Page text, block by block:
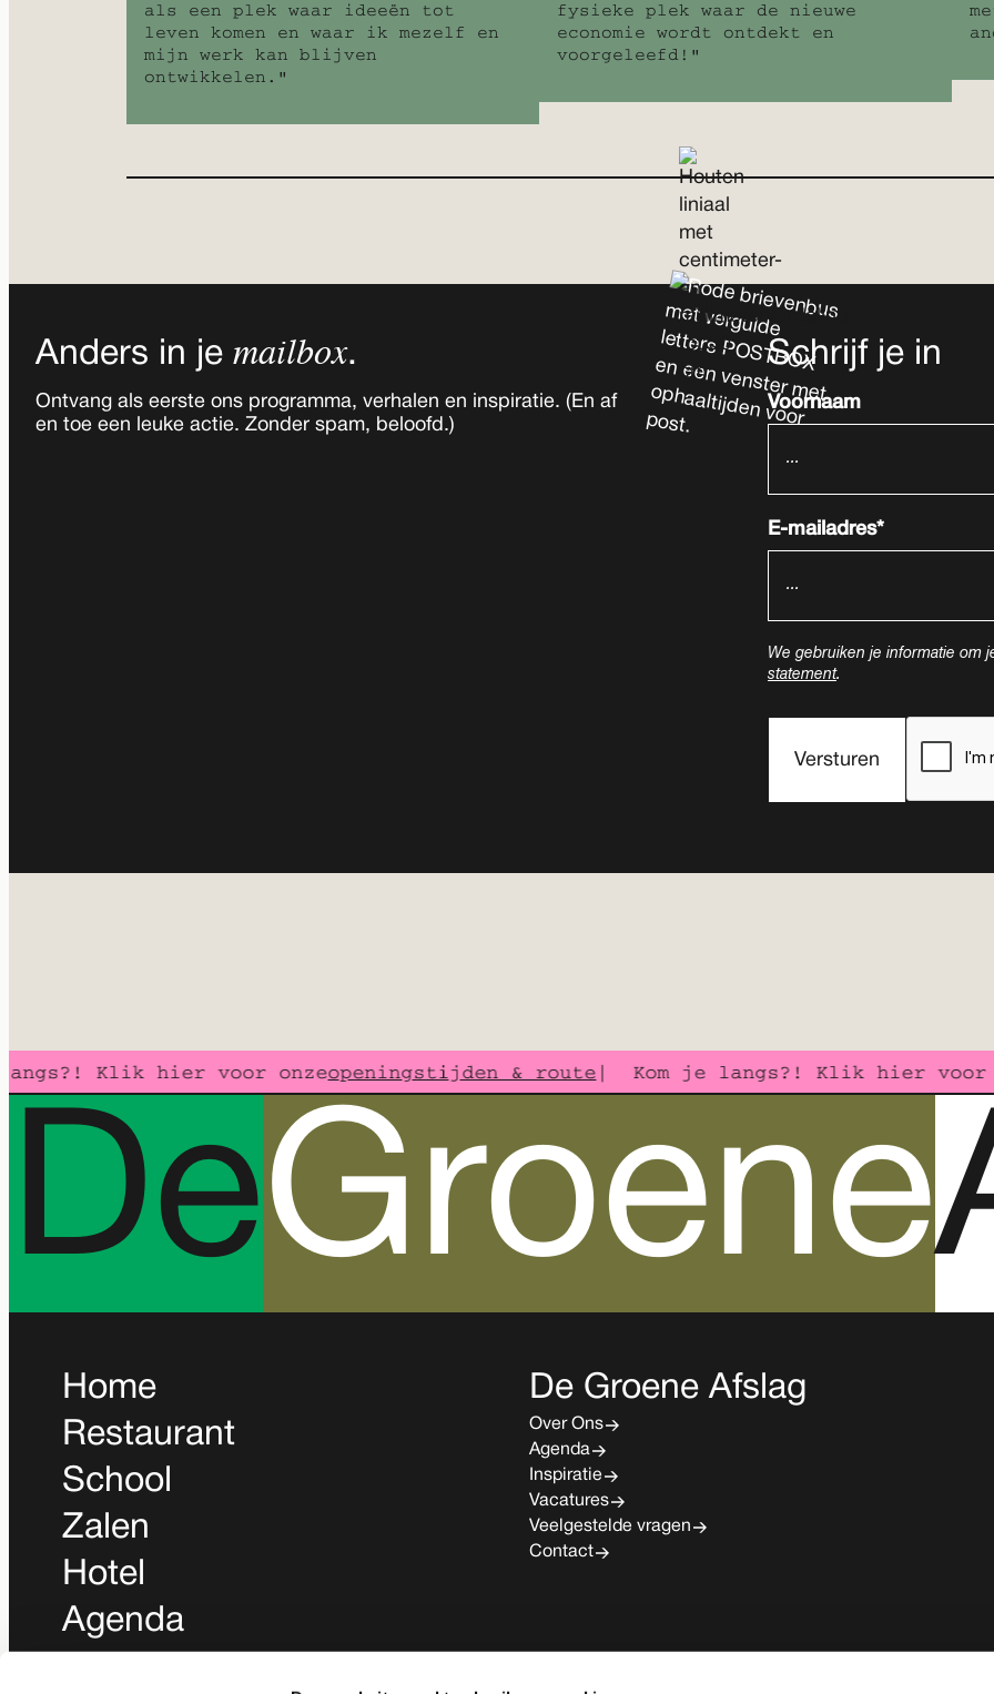
als een plek waar ideeën tot
leven komen en waar ik mezelf en
mijn werk kan blijven
ontwikkelen."
fysieke plek waar de nieuwe
economie wordt ontdekt en
voorgeleefd!"
Anders in jemailbox.
Ontvang als eerste ons programma, verhalen en inspiratie. (En af
en toe een leuke actie. Zonder spam, beloofd.)
Schrijf je in
Voornaam
E-mailadres*
We gebruiken je informatie om
statement.
Klik hier voor onzeopeningstijden & route| Kom je langs?! Klik hier voor
DeGroene
Home
Restaurant
School
Zalen
Hotel
Agenda
De Groene Afslag
Over Ons
Agenda
Inspiratie
Vacatures
Veelgestelde vragen
Contact